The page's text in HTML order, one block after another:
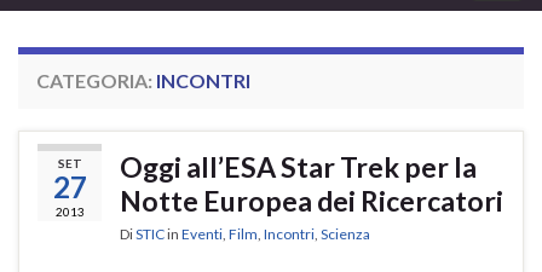
la
CATEGORIA: INCONTRI
SET
27
2013
Oggi all’ESA Star Trek per la
Notte Europea dei Ricercatori
DiSTICin Eventi Film Incontri Scienza